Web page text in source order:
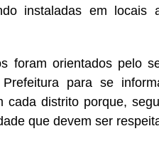
instaladas em
foram orientados pelo
Prefeitura para se
cada distrito porque,
que devem ser